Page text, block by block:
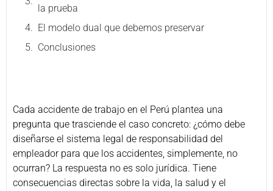
la prueba
El modelo dual que debemos preservar
Conclusiones
Cada accidente de trabajo en el Perú plantea una
pregunta que trasciende el caso concreto: ¿cómo debe
diseñarse el sistema legal de responsabilidad del
empleador para que los accidentes, simplemente, no
ocurran? La respuesta no es solo jurídica. Tiene
consecuencias directas sobre la vida, la salud y el